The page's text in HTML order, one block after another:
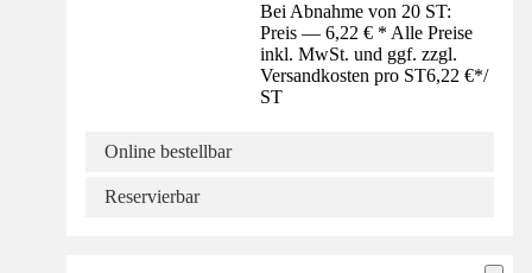
Bei Abnahme von 20 ST:
Preis — 6,22 € * Alle Preise
inkl. MwSt. und ggf. zzgl.
Versandkosten pro ST6,22 €*/
ST
Online bestellbar
Reservierbar